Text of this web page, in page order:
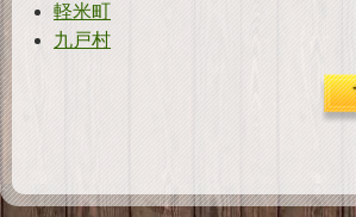
軽米町
九戸村